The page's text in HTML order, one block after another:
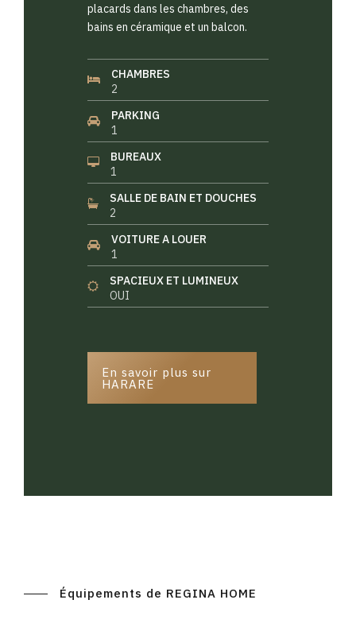
placards dans les chambres, des
bains en céramique et un balcon.
CHAMBRES
2
PARKING
1
BUREAUX
1
SALLE DE BAIN ET DOUCHES
2
VOITURE A LOUER
1
SPACIEUX ET LUMINEUX
OUI
En savoir plus sur
HARARE
Équipements de REGINA HOME